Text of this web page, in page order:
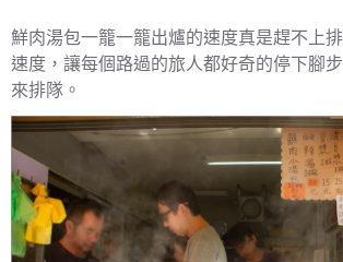
鮮肉湯包一籠一籠出爐的速度真是趕不上
速度，讓每個路過的旅人都好奇的停下腳步
來排隊。